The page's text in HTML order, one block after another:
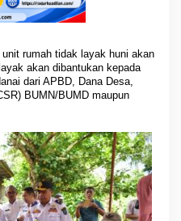
rumah tidak layak huni akan
akan dibantukan kepada
dari APBD, Dana Desa,
BUMN/BUMD maupun